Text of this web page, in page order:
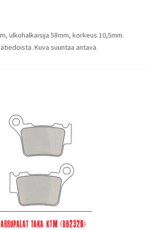
ulkohalkaisija 58mm, korkeus 10,5mm.
Kuva suuntaa antava.
taka KTM (DB2320)